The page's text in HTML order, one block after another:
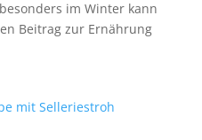
im Winter kann
Beitrag zur Ernährung